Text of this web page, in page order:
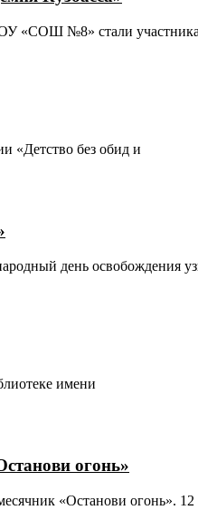
«СОШ №8» стали
без обид и
день освобождения
имени
огонь»
«Останови огонь». 12